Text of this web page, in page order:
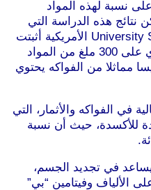
نسبة لهذه المواد
نتائج هذه الدراسة التي
أجراها علماء من University Skrentonskom الأمريكية أثبتت
أن الكيس القياسي للفشار يحتوي على 300 ملغ من المواد
مماثلا من الفواكه يحتوي
في الفواكه والأثمار، التي
للأكسدة، حيث أن نسبة
يساعد في تجديد الجسم،
الألياف وفيتامين “بي”